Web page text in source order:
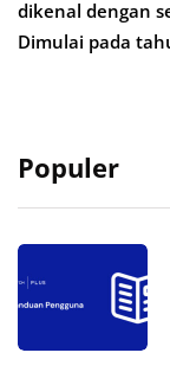
dikenal dengan
Dimulai pada
Populer